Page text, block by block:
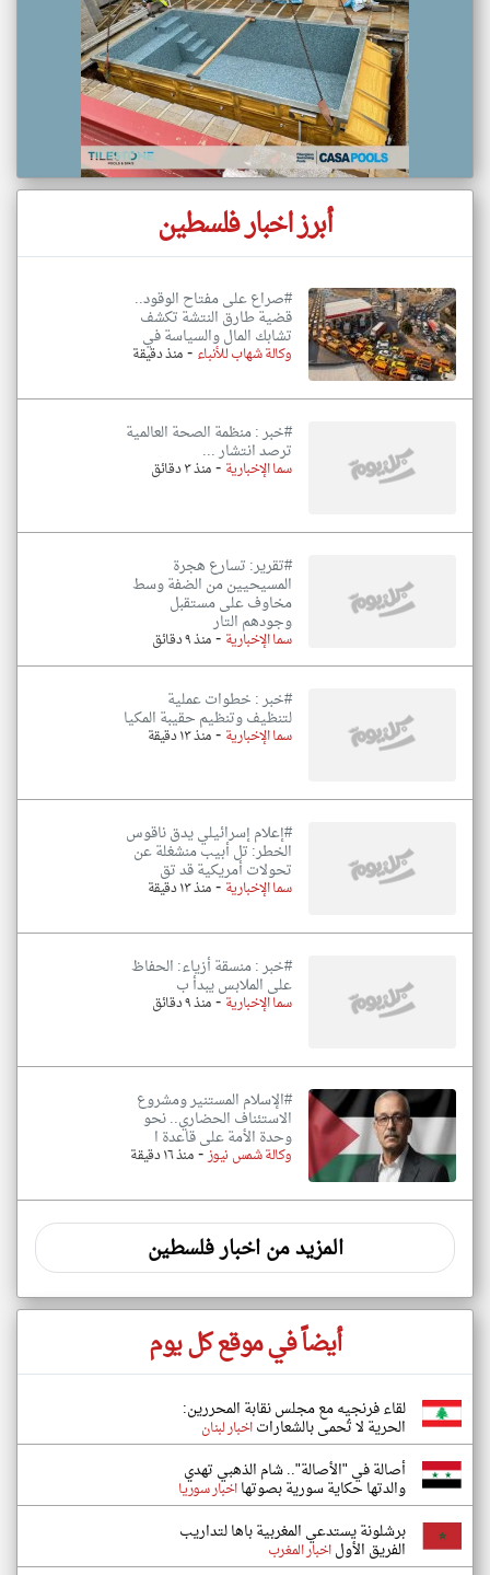
أبرز اخبار فلسطين
#صراع على مفتاح الوقود..
قضية طارق النتشة تكشف
تشابك المال والسياسة في
وكالة شهاب للأنباء -منذ دقيقة
#خبر : منظمة الصحة العالمية
ترصد انتشار ...
سما الإخبارية-منذ ٣ دقائق
#تقرير: تسارع هجرة
المسيحيين من الضفة وسط
مخاوف على مستقبل
وجودهم التار
سما الإخبارية -منذ ٩ دقائق
#خبر : خطوات عملية
لتنظيف وتنظيم حقيبة المكيا
سما الإخبارية -منذ ١٣ دقيقة
#إعلام إسرائيلي يدق ناقوس
الخطر: تل أبيب منشغلة عن
تحولات أمريكية قد تق
سما الإخبارية-منذ ١٣ دقيقة
#خبر : منسقة أزياء: الحفاظ
على الملابس يبدأ ب
سما الإخبارية-منذ ٩ دقائق
#الإسلام المستنير ومشروع
الاستئناف الحضاري.. نحو
وحدة الأمة على قاعدة ا
وكالة شمس نيوز-منذ ١٦ دقيقة
المزيد من اخبار فلسطين
أيضاً في موقع كل يوم
لقاء فرنجيه مع مجلس نقابة المحررين:
الحرية لا تُحمى بالشعاراتاخبار لبنان
أصالة في "الأصالة".. شام الذهبي تهدي
والدتها حكاية سورية بصوتهااخبار سوريا
برشلونة يستدعي المغربية باها لتداريب
الفريق الأولاخبار المغرب